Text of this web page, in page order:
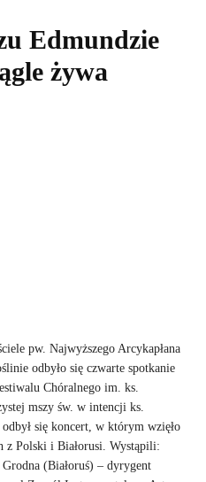
Edmundzie
żywa
pw. Najwyższego Arcykapłana
odbyło się czwarte spotkanie
Chóralnego im. ks.
mszy św. w intencji ks.
się koncert, w którym wzięło
z Polski i Białorusi. Wystąpili:
(Białoruś) – dyrygent